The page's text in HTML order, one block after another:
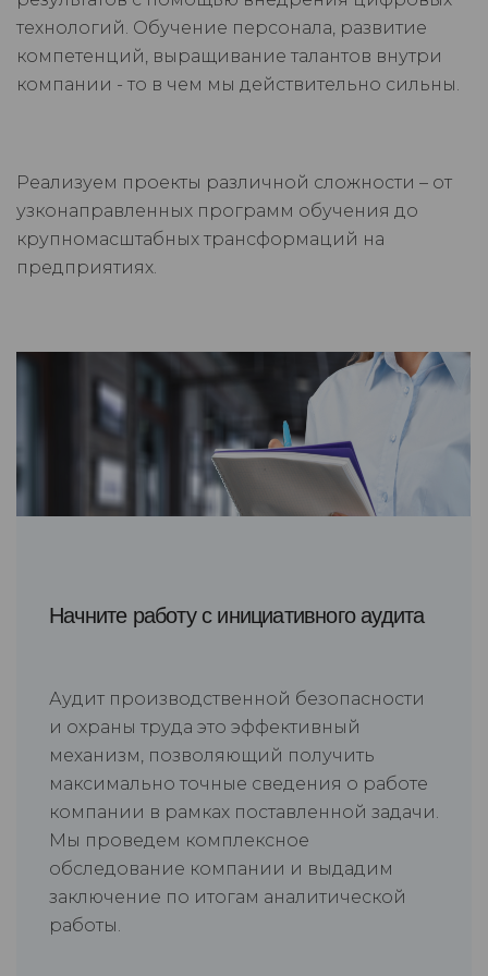
технологий. Обучение персонала, развитие
компетенций, выращивание талантов внутри
компании - то в чем мы действительно сильны.
Реализуем проекты различной сложности – от
узконаправленных программ обучения до
крупномасштабных трансформаций на
предприятиях.
Начните работу с инициативного аудита
Аудит производственной безопасности
и охраны труда это эффективный
механизм, позволяющий получить
максимально точные сведения о работе
компании в рамках поставленной задачи.
Мы проведем комплексное
обследование компании и выдадим
заключение по итогам аналитической
работы.